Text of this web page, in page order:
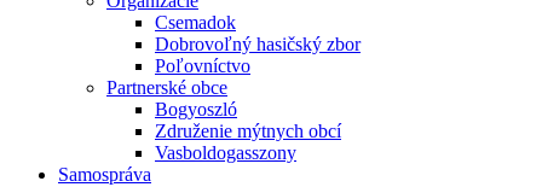
Csemadok
Dobrovoľný hasičský zbor
Poľovníctvo
Partnerské obce
Bogyoszló
Združenie mýtnych obcí
Vasboldogasszony
Samospráva